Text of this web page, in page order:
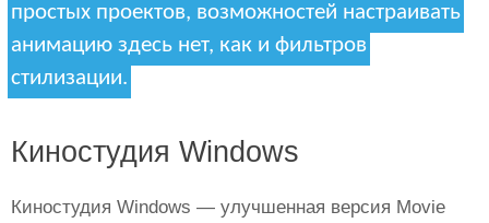
простых проектов, возможностей настраивать
анимацию здесь нет, как и фильтров
стилизации.
Киностудия Windows
Киностудия Windows — улучшенная версия Movie